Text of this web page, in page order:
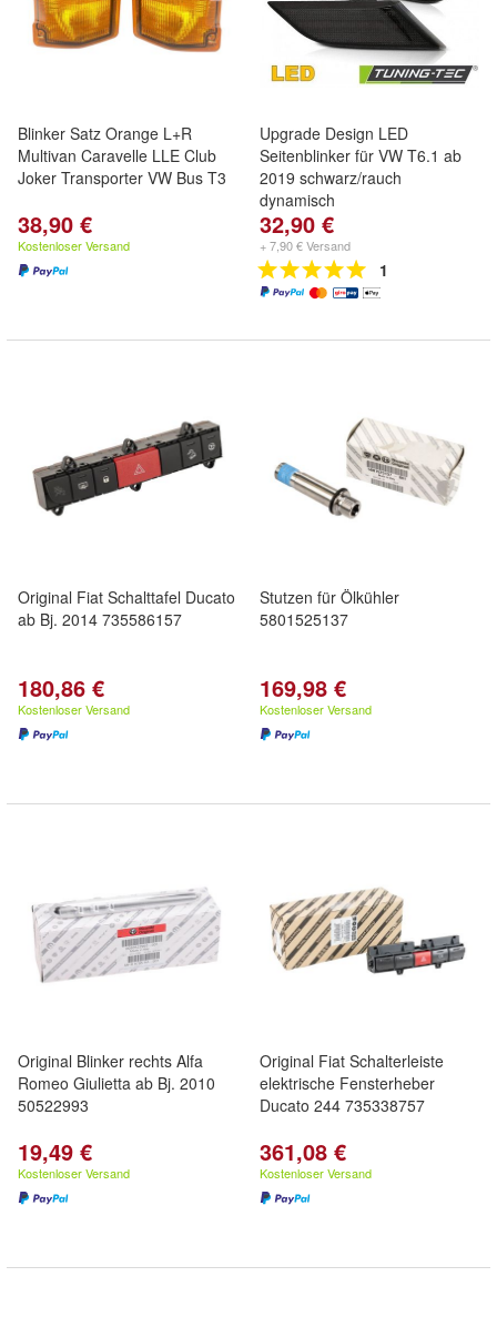
Blinker Satz Orange L+R
Multivan Caravelle LLE Club
Joker Transporter VW Bus T3
38,90 €
Kostenloser Versand
Upgrade Design LED
Seitenblinker für VW T6.1 ab
2019 schwarz/rauch
dynamisch
32,90 €
+ 7,90 € Versand
1
Original Fiat Schalttafel Ducato
ab Bj. 2014 735586157
180,86 €
Kostenloser Versand
Stutzen für Ölkühler
5801525137
169,98 €
Kostenloser Versand
Original Blinker rechts Alfa
Romeo Giulietta ab Bj. 2010
50522993
19,49 €
Kostenloser Versand
Original Fiat Schalterleiste
elektrische Fensterheber
Ducato 244 735338757
361,08 €
Kostenloser Versand